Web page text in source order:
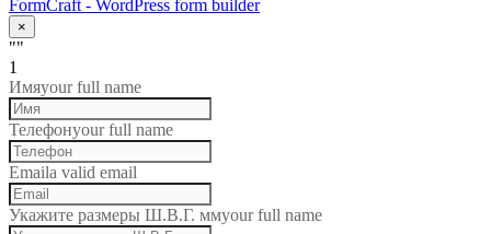
FormCraft - WordPress form builder
×
""
1
Имяyour full name
Телефонyour full name
Emaila valid email
Укажите размеры Ш.В.Г. ммyour full name